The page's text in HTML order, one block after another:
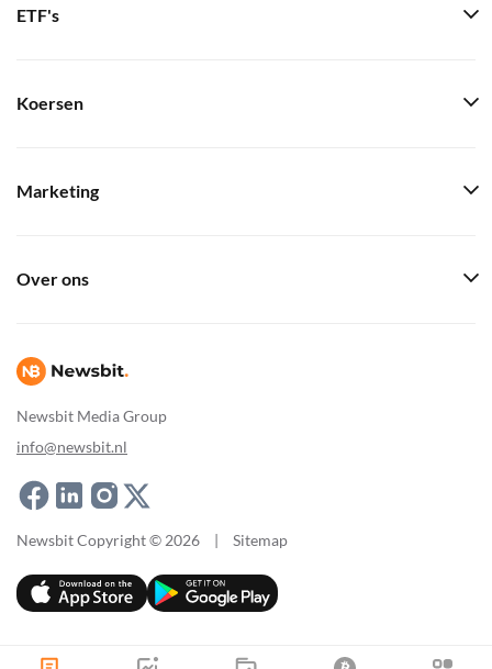
Newsbit Media Group
info@newsbit.nl
ETF's
Koersen
Marketing
Over ons
Newsbit Copyright © 2026 | Sitemap